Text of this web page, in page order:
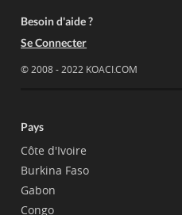
Besoin d'aide ?
Se Connecter
© 2008 - 2022 KOACI.COM
Pays
Côte d'Ivoire
Burkina Faso
Gabon
Congo